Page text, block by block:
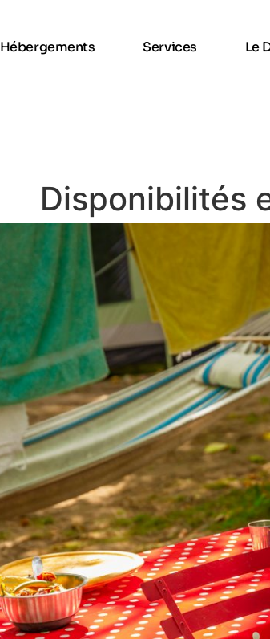
Hébergements Services Le
Disponibilités